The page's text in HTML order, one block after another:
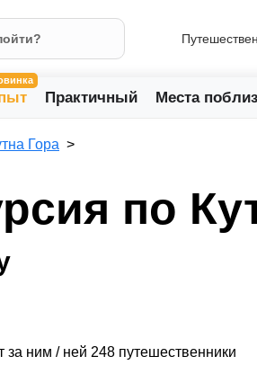
Практичный Места
Гора
по
за ним / ней 248 путешественники